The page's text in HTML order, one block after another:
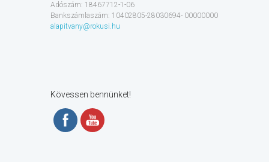
Adószám: 18467712-1-06
Bankszámlaszám: 10402805-28030694- 00000000
alapitvany@rokusi.hu
Kövessen bennünket!